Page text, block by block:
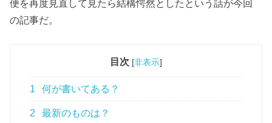
便を再度見直して見たら結構愕然としたという話が今回
の記事だ。
目次 [非表示]
1 何が書いてある？
2 最新のものは？